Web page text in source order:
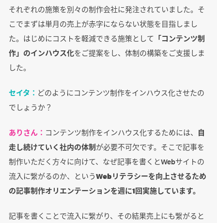
それぞれの施策を別々の制作会社に発注されていました。そ
こでまずは単月の売上が赤字にならない状態を目指しまし
た。はじめにコストを軽減できる施策として 「コンテンツ制
作」のインハウス化をご提案をし、体制の構築をご支援しま
した。
セイタ： どのようにコンテンツ制作をインハウス化させたの
でしょうか？
ありさん： コンテンツ制作をインハウス化するためには、 自
走し続けていく社内の体制が必要不可欠です。そこで記事を
制作いただく方々に向けて、なぜ記事を書くとWebサイトの
流入に繋がるのか、というWebリテラシーを向上させるため
の記事制作オリエンテーションを週に1回実施しています。
記事を書くことで流入に繋がり、その結果売上にも繋がると